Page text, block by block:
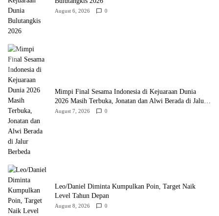
August 6, 2026 0
Mimpi Final Sesama Indonesia di Kejuaraan Dunia
2026 Masih Terbuka, Jonatan dan Alwi Berada di Jalur
Berbeda
August 7, 2026 0
Leo/Daniel Diminta Kumpulkan Poin, Target Naik
Level Tahun Depan
August 8, 2026 0